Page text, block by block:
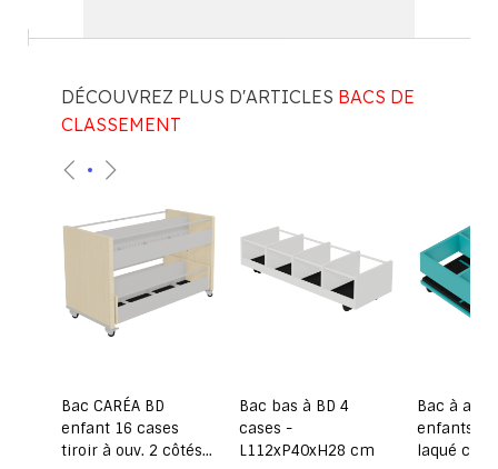
DÉCOUVREZ PLUS D'ARTICLES BACS DE
CLASSEMENT
Bac CARÉA BD
enfant 16 cases
tiroir à ouv. 2 côtés
Bac bas à BD 4
cases -
L112xP40xH28 cm
Bac à
enfants 4
laqué